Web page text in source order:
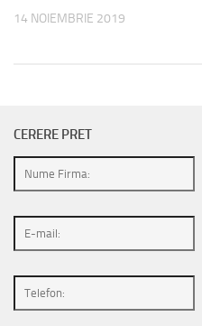
14 NOIEMBRIE 2019
CERERE PRET